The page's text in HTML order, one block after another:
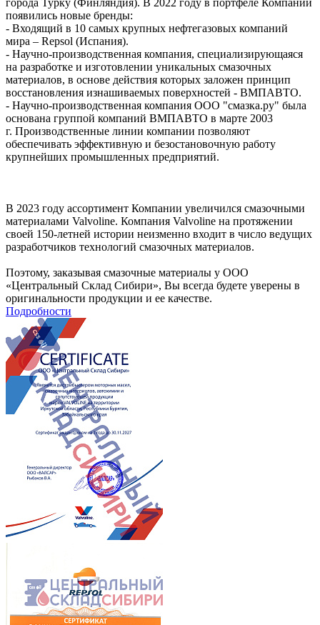
города Турку (Финляндия). В 2022 году в портфеле Компании
появились новые бренды:
- Входящий в 10 самых крупных нефтегазовых компаний
мира – Repsol (Испания).
- Научно-производственная компания, специализирующаяся
на разработке и изготовлении уникальных смазочных
материалов, в основе действия которых заложен принцип
восстановления изнашиваемых поверхностей - ВМПАВТО.
- Научно-производственная компания ООО "смазка.ру" была
основана группой компаний ВМПАВТО в марте 2003
г. Производственные линии компании позволяют
обеспечивать эффективную и безостановочную работу
крупнейших промышленных предприятий.
В 2023 году ассортимент Компании увеличился смазочными
материалами Valvoline. Компания Valvoline на протяжении
своей 150-летней истории неизменно входит в число ведущих
разработчиков технологий смазочных материалов.
Поэтому, заказывая смазочные материалы у ООО
«Центральный Склад Сибири», Вы всегда будете уверены в
оригинальности продукции и ее качестве.
Подробности